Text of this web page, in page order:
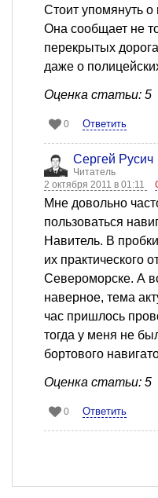
Стоит упомянуть
Она сообщает не
перекрытых
даже о
Оценка статьи: 5
0 Ответить
Сергей Русич
Читатель
2 октября 2011 в 01:11
Мне довольно
пользоваться
Навитель. В
их практического
Североморске. А
наверное, тема
час пришлось
тогда у меня не
бортового
Оценка статьи: 5
0 Ответить